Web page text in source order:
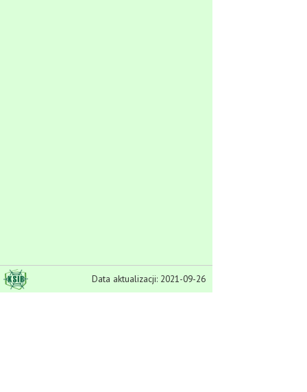
Data aktualizacji: 2021-09-26